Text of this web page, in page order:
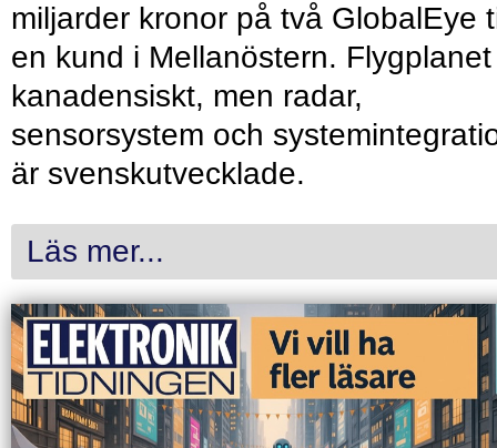
miljarder kronor på två GlobalEye
en kund i Mellanöstern.
kanadensiskt, men radar,
sensorsystem och
är svenskutvecklade.
Läs mer...